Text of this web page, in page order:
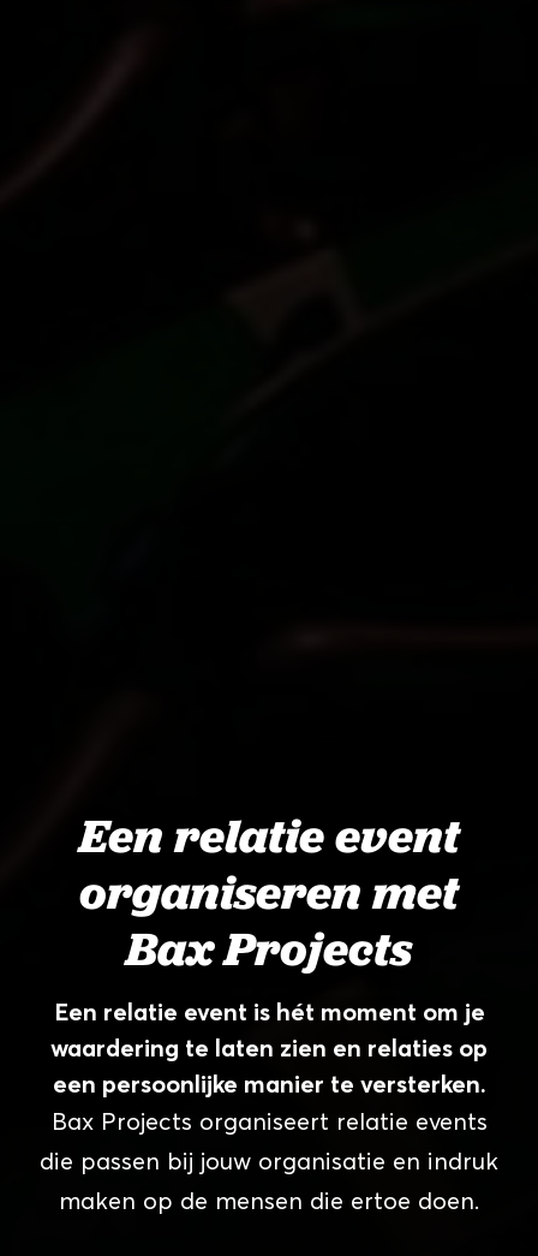
Een relatie event
organiseren met
Bax Projects
Een relatie event is hét moment om je
waardering te laten zien en relaties op
een persoonlijke manier te versterken.
Bax Projects organiseert relatie events
die passen bij jouw organisatie en indruk
maken op de mensen die ertoe doen.